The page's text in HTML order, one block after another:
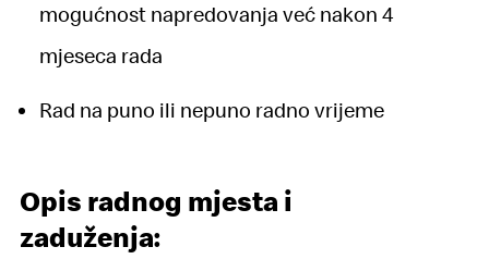
mogućnost napredovanja već nakon 4
mjeseca rada
Rad na puno ili nepuno radno vrijeme
Opis radnog mjesta i
zaduženja: